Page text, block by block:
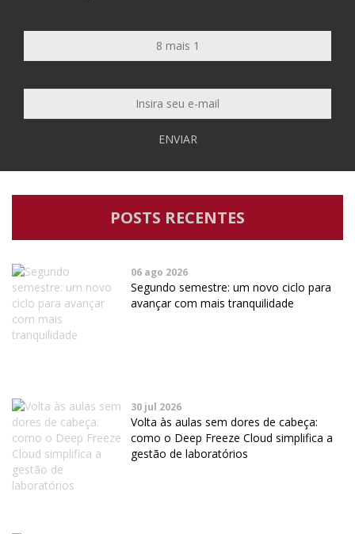
ENVIAR
POSTS RECENTES
06 ago 2026
Segundo semestre: um novo ciclo para
avançar com mais tranquilidade
30 jul 2026
Volta às aulas sem dores de cabeça:
como o Deep Freeze Cloud simplifica a
gestão de laboratórios